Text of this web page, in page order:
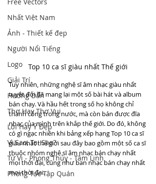
Nhất Việt Nam
Ảnh - Thiết kế đẹp
Người Nổi Tiếng
Logo
Giải Trí
Hướng Dẫn
Thơ Hay Thơ Vui
Lời Hay Ý Đẹp
Vì Sao, Tại Sao?
Tử Vi - Phong Thủy - Tâm Linh
Phong Tục Tập Quán
Top 10 ca sĩ giàu nhất Thế giới
Tuy nhiên, những nghệ sĩ âm nhạc giàu nhất
tuyệt đối đã mang lại một số bài hát và album
bán chạy. Và hầu hết trong số họ không chỉ
thành công trong nước, mà còn bán được đĩa
nhạc của mình trên khắp thế giới. Do đó, không
có gì ngạc nhiên khi bảng xếp hạng Top 10 ca sĩ
giàu nhất thế giới sau đây bao gồm một số ca sĩ
thuộc nhóm nghệ sĩ âm nhạc bán chạy nhất
mọi thời đại, cũng như ban nhạc bán chạy nhất
mọi thời đại.